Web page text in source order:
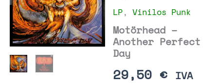
LP,Vinilos Punk
Motörhead –
Another Perfect
Day
29,50 € IVA